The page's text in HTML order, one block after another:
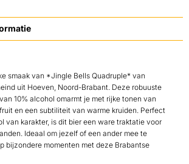
smaak van *Jingle Bells Quadruple* van
uit Hoeven, Noord-Brabant. Deze robuuste
10% alcohol omarmt je met rijke tonen van
en een subtiliteit van warme kruiden. Perfect
van karakter, is dit bier een ware traktatie voor
Ideaal om jezelf of een ander mee te
bijzondere momenten met deze Brabantse